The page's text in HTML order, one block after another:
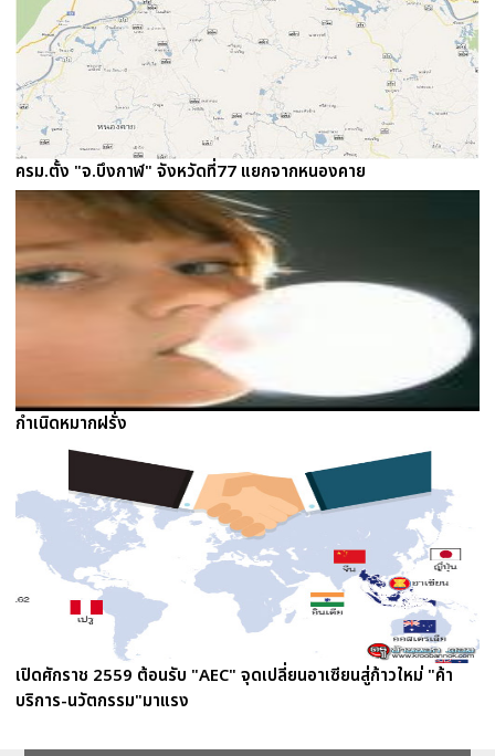
ครม.ตั้ง "จ.บึงกาฬ" จังหวัดที่77 แยกจากหนองคาย
กำเนิดหมากฝรั่ง
เปิดศักราช 2559 ต้อนรับ "AEC" จุดเปลี่ยนอาเซียนสู่ก้าวใหม่ "ค้า
บริการ-นวัตกรรม"มาแรง